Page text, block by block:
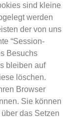
sind kleine
werden
der von uns
“Session-
Besuchs
bleiben auf
löschen.
Browser
Sie können
das Setzen